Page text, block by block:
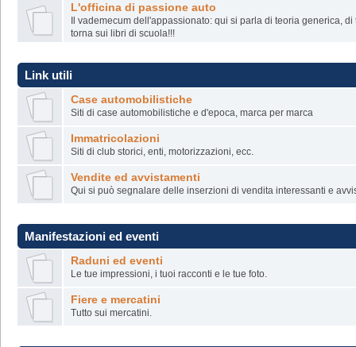
L'officina di passione auto
Il vademecum dell'appassionato: qui si parla di teoria generica, di
torna sui libri di scuola!!!
Link utili
Case automobilistiche
Siti di case automobilistiche e d'epoca, marca per marca
Immatricolazioni
Siti di club storici, enti, motorizzazioni, ecc.
Vendite ed avvistamenti
Qui si può segnalare delle inserzioni di vendita interessanti e
Manifestazioni ed eventi
Raduni ed eventi
Le tue impressioni, i tuoi racconti e le tue foto.
Fiere e mercatini
Tutto sui mercatini.